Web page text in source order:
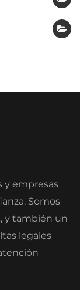
y empresas
Somos
y también un
legales